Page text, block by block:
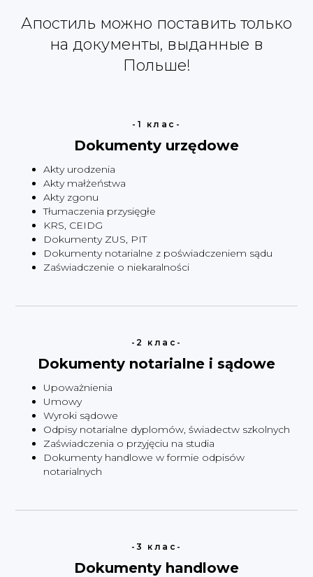
Апостиль можно поставить только
на документы, выданные в
Польше!
-1 клас-
Dokumenty urzędowe
Akty urodzenia
Akty małżeństwa
Akty zgonu
Tłumaczenia przysięgłe
KRS, CEIDG
Dokumenty ZUS, PIT
Dokumenty notarialne z poświadczeniem sądu
Zaświadczenie o niekaralności
-2 клас-
Dokumenty notarialne i sądowe
Upoważnienia
Umowy
Wyroki sądowe
Odpisy notarialne dyplomów, świadectw szkolnych
Zaświadczenia o przyjęciu na studia
Dokumenty handlowe w formie odpisów
notarialnych
-3 клас-
Dokumenty handlowe
Узнайте стоимость
+48
Соглашаюсь сполитикой
конфиденциальности
Отправить